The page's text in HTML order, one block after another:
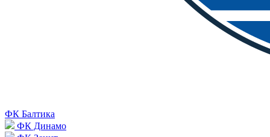
ФК Балтика
ФК Динамо